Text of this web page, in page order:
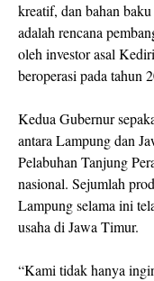
kreatif, dan bahan
adalah rencana
oleh investor asal
beroperasi pada tahun
Kedua Gubernur
antara Lampung dan
Pelabuhan Tanjung
nasional. Sejumlah
Lampung selama ini
usaha di Jawa Timur.
“Kami tidak hanya